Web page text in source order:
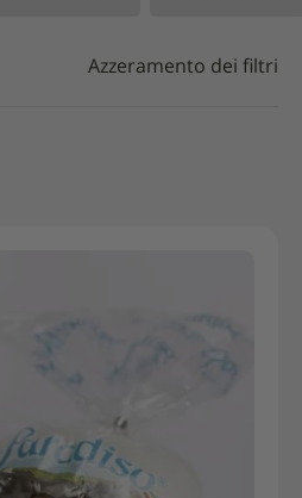
Azzeramento dei filtri